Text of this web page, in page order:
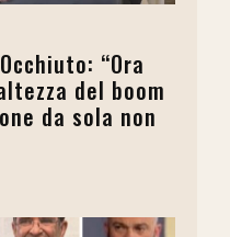
“Ora
del boom
da sola non